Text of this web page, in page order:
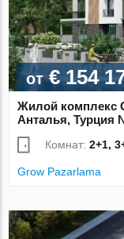
от€ 154
Жилой комплекс
Анталья, Турция
Комнат:2+1,
Grow Pazarlama